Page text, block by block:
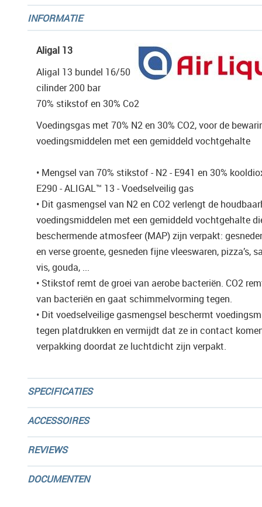
afbeeldingen-
gallerij
INFORMATIE
Aligal 13
Aligal 13 bundel 16/50
cilinder 200 bar
70% stikstof en 30% Co2
Voedingsgas met 70% N2 en 30% CO2, voor de
voedingsmiddelen met een gemiddeld vochtgehalte
• Mengsel van 70% stikstof - N2 - E941 en 30%
E290 - ALIGAL™ 13 - Voedselveilig gas
• Dit gasmengsel van N2 en CO2 verlengt de
voedingsmiddelen met een gemiddeld vochtgehalte
beschermende atmosfeer (MAP) zijn verpakt:
en verse groente, gesneden fijne vleeswaren, pizza’s,
vis, gouda, ...
• Stikstof remt de groei van aerobe bacteriën. CO2
van bacteriën en gaat schimmelvorming tegen.
• Dit voedselveilige gasmengsel beschermt
tegen platdrukken en vermijdt dat ze in contact
verpakking doordat ze luchtdicht zijn verpakt.
SPECIFICATIES
ACCESSOIRES
REVIEWS
DOCUMENTEN